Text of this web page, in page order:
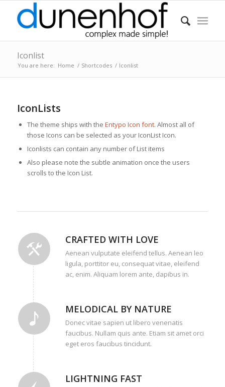
Iconlist
You are here: Home / Shortcodes / Iconlist
IconLists
The theme ships with the Entypo Icon font. Almost all of
those Icons can be selected as your IconList Icon.
Iconlists can contain any number of List items
Also please note the subtle animation once the users
scrolls to the Icon List.
CRAFTED WITH LOVE
Aenean vulputate eleifend tellus. Aenean leo
ligula, porttitor eu, consequat vitae, eleifend
ac, enim. Aliquam lorem ante, dapibus in.
MELODICAL BY NATURE
Donec vitae sapien ut libero venenatis
faucibus. Nullam quis ante. Etiam sit amet orci
eget eros faucibus tincidunt.
LIGHTNING FAST